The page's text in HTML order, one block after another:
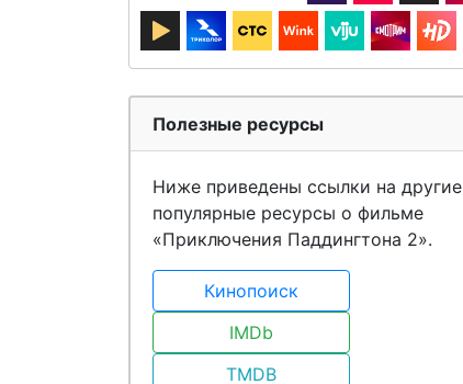
Полезные ресурсы
Ниже приведены ссылки на другие
популярные ресурсы о фильме
«Приключения Паддингтона 2».
Кинопоиск
IMDb
TMDB